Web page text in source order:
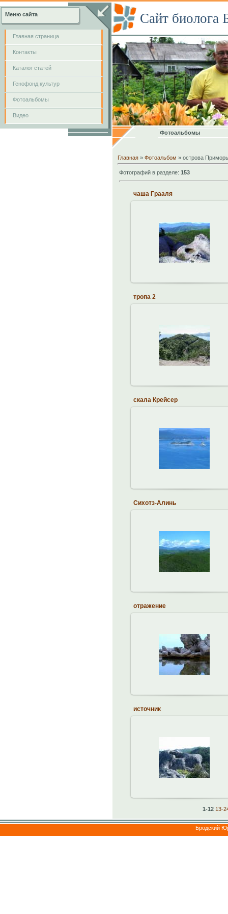
Меню сайта
Главная страница
Контакты
Каталог статей
Генофонд культур
Фотоальбомы
Видео
Сайт биолога
Фотоальбомы
Главная » Фотоальбом » острова
Фотографий в разделе: 153
чаша Грааля
21.04.2013
brodskiy
тропа 2
21.04.2013
brodskiy
скала Крейсер
21.04.2013
Сихотз-Алинь
21.04.2013
brodskiy
отражение
21.04.2013
brodskiy
источник
21.04.2013
brodskiy
1-12 13-
Бродский